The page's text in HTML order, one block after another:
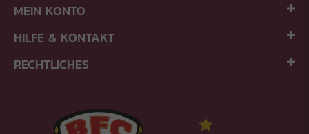
MEIN KONTO
HILFE & KONTAKT
RECHTLICHES